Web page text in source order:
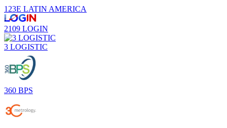
123E LATIN AMERICA
2109 LOGIN
3 LOGISTIC
360 BPS